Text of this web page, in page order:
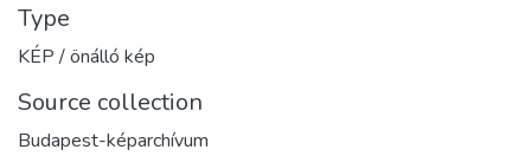
Type
KÉP / önálló kép
Source collection
Budapest-képarchívum